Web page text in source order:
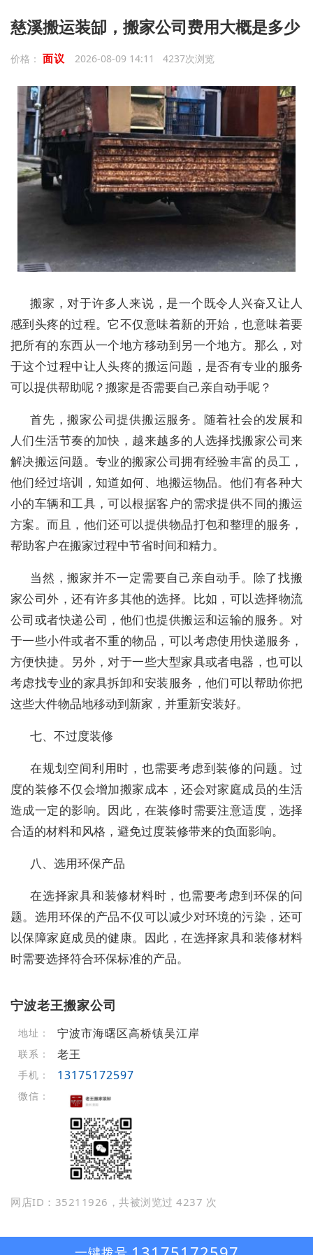
慈溪搬运装缷，搬家公司费用大概是多少
价格： 面议 2026-08-09 14:11 4237次浏览
搬家，对于许多人来说，是一个既令人兴奋又让人
感到头疼的过程。它不仅意味着新的开始，也意味着要
把所有的东西从一个地方移动到另一个地方。那么，对
于这个过程中让人头疼的搬运问题，是否有专业的服务
可以提供帮助呢？搬家是否需要自己亲自动手呢？
首先，搬家公司提供搬运服务。随着社会的发展和
人们生活节奏的加快，越来越多的人选择找搬家公司来
解决搬运问题。专业的搬家公司拥有经验丰富的员工，
他们经过培训，知道如何、地搬运物品。他们有各种大
小的车辆和工具，可以根据客户的需求提供不同的搬运
方案。而且，他们还可以提供物品打包和整理的服务，
帮助客户在搬家过程中节省时间和精力。
当然，搬家并不一定需要自己亲自动手。除了找搬
家公司外，还有许多其他的选择。比如，可以选择物流
公司或者快递公司，他们也提供搬运和运输的服务。对
于一些小件或者不重的物品，可以考虑使用快递服务，
方便快捷。另外，对于一些大型家具或者电器，也可以
考虑找专业的家具拆卸和安装服务，他们可以帮助你把
这些大件物品地移动到新家，并重新安装好。
七、不过度装修
在规划空间利用时，也需要考虑到装修的问题。过
度的装修不仅会增加搬家成本，还会对家庭成员的生活
造成一定的影响。因此，在装修时需要注意适度，选择
合适的材料和风格，避免过度装修带来的负面影响。
八、选用环保产品
在选择家具和装修材料时，也需要考虑到环保的问
题。选用环保的产品不仅可以减少对环境的污染，还可
以保障家庭成员的健康。因此，在选择家具和装修材料
时需要选择符合环保标准的产品。
宁波老王搬家公司
地址： 宁波市海曙区高桥镇吴江岸
联系： 老王
手机： 13175172597
微信：
网店ID：35211926，共被浏览过 4237 次